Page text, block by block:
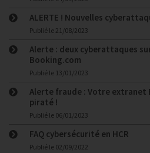
ALERTE ! Nouvelles
Publié le 21/08/2023
Alerte : deux cyberattaques
Booking.com
Publié le 13/01/2023
Alerte fraude : Votre extranet
piraté !
Publié le 06/01/2023
FAQ cybersécurité en HCR
Publié le 02/09/2022